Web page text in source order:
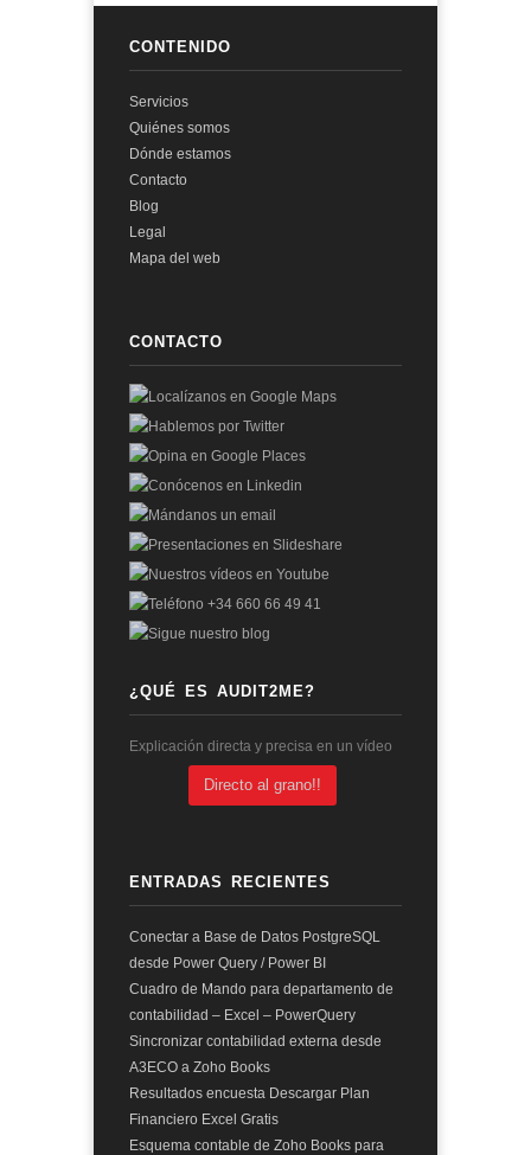
CONTENIDO
Servicios
Quiénes somos
Dónde estamos
Contacto
Blog
Legal
Mapa del web
CONTACTO
¿QUÉ ES AUDIT2ME?
Explicación directa y precisa en un vídeo
Directo al grano!!
ENTRADAS RECIENTES
Conectar a Base de Datos PostgreSQL
desde Power Query / Power BI
Cuadro de Mando para departamento de
contabilidad – Excel – PowerQuery
Sincronizar contabilidad externa desde
A3ECO a Zoho Books
Resultados encuesta Descargar Plan
Financiero Excel Gratis
Esquema contable de Zoho Books para